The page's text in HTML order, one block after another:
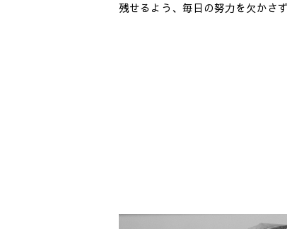
残せるよう、毎日の努力を欠かさ